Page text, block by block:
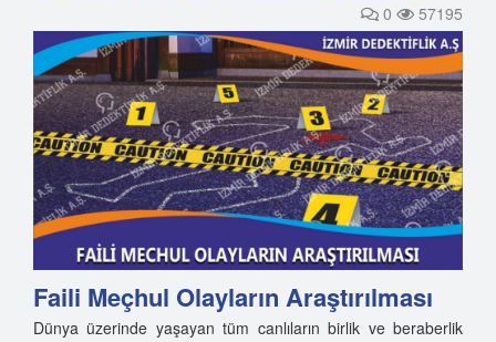
0 57195
Faili Meçhul Olayların Araştırılması
Dünya üzerinde yaşayan tüm canlıların birlik ve beraberlik